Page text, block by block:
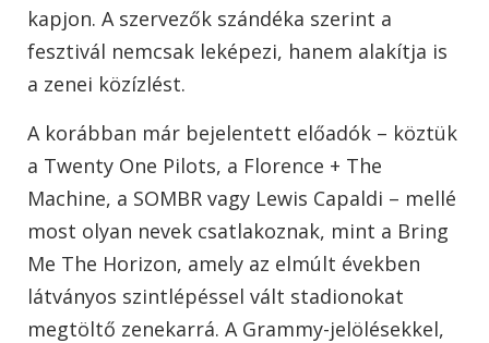
kapjon. A szervezők szándéka szerint a
fesztivál nemcsak leképezi, hanem alakítja is
a zenei közízlést.
A korábban már bejelentett előadók – köztük
a Twenty One Pilots, a Florence + The
Machine, a SOMBR vagy Lewis Capaldi – mellé
most olyan nevek csatlakoznak, mint a Bring
Me The Horizon, amely az elmúlt években
látványos szintlépéssel vált stadionokat
megtöltő zenekarrá. A Grammy-jelölésekkel,